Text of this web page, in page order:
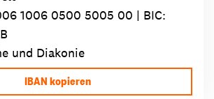
1006 0500 5005 00 | BIC:
und Diakonie
IBAN kopieren